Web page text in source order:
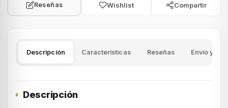
Reseñas Wishlist Compartir
Descripción Características Reseñas Envío y
Descripción